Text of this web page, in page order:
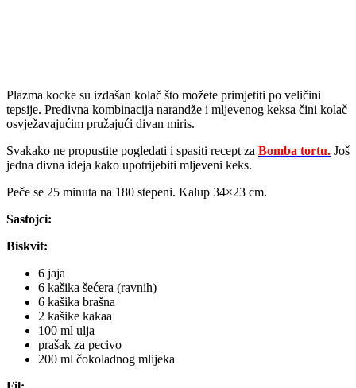
Plazma kocke su izdašan kolač što možete primjetiti po veličini
tepsije. Predivna kombinacija narandže i mljevenog keksa čini kolač
osvježavajućim pružajući divan miris.
Svakako ne propustite pogledati i spasiti recept za Bomba tortu. Još
jedna divna ideja kako upotrijebiti mljeveni keks.
Peče se 25 minuta na 180 stepeni. Kalup 34×23 cm.
Sastojci:
Biskvit:
6 jaja
6 kašika šećera (ravnih)
6 kašika brašna
2 kašike kakaa
100 ml ulja
prašak za pecivo
200 ml čokoladnog mlijeka